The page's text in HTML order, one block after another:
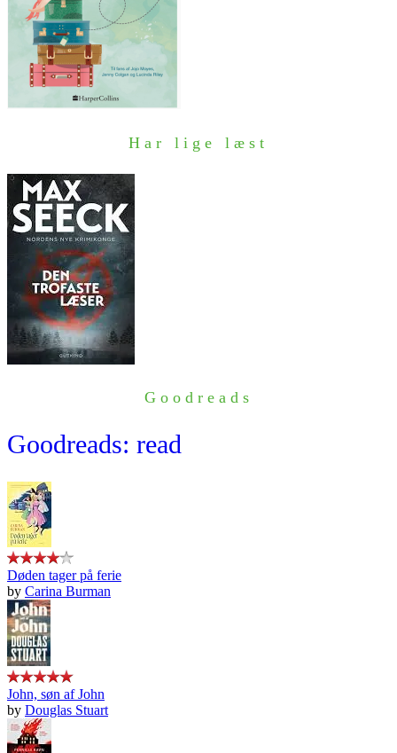
Har lige læst
Goodreads
Goodreads: read
Døden tager på ferie
by Carina Burman
John, søn af John
by Douglas Stuart